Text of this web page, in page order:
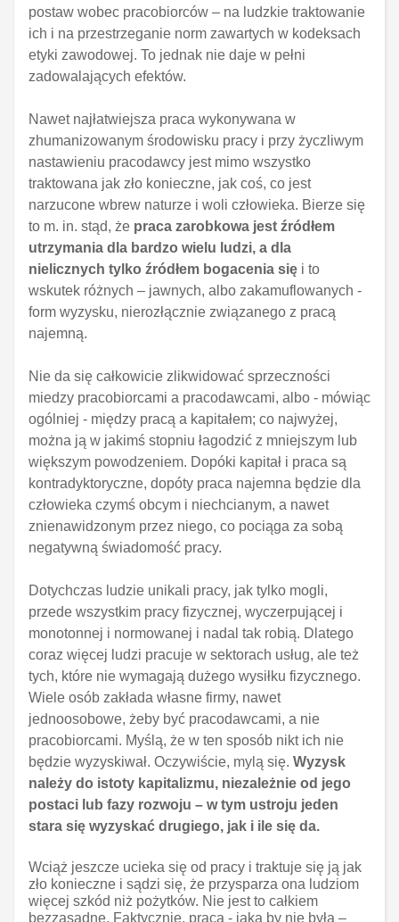
postaw wobec pracobiorców – na ludzkie traktowanie
ich i na przestrzeganie norm zawartych w kodeksach
etyki zawodowej. To jednak nie daje w pełni
zadowalających efektów.
Nawet najłatwiejsza praca wykonywana w
zhumanizowanym środowisku pracy i przy życzliwym
nastawieniu pracodawcy jest mimo wszystko
traktowana jak zło konieczne, jak coś, co jest
narzucone wbrew naturze i woli człowieka. Bierze się
to m. in. stąd, że praca zarobkowa jest źródłem
utrzymania dla bardzo wielu ludzi, a dla
nielicznych tylko źródłem bogacenia się i to
wskutek różnych – jawnych, albo zakamuflowanych -
form wyzysku, nierozłącznie związanego z pracą
najemną.
Nie da się całkowicie zlikwidować sprzeczności
miedzy pracobiorcami a pracodawcami, albo - mówiąc
ogólniej - między pracą a kapitałem; co najwyżej,
można ją w jakimś stopniu łagodzić z mniejszym lub
większym powodzeniem. Dopóki kapitał i praca są
kontradyktoryczne, dopóty praca najemna będzie dla
człowieka czymś obcym i niechcianym, a nawet
znienawidzonym przez niego, co pociąga za sobą
negatywną świadomość pracy.
Dotychczas ludzie unikali pracy, jak tylko mogli,
przede wszystkim pracy fizycznej, wyczerpującej i
monotonnej i normowanej i nadal tak robią. Dlatego
coraz więcej ludzi pracuje w sektorach usług, ale też
tych, które nie wymagają dużego wysiłku fizycznego.
Wiele osób zakłada własne firmy, nawet
jednoosobowe, żeby być pracodawcami, a nie
pracobiorcami. Myślą, że w ten sposób nikt ich nie
będzie wyzyskiwał. Oczywiście, mylą się. Wyzysk
należy do istoty kapitalizmu, niezależnie od jego
postaci lub fazy rozwoju – w tym ustroju jeden
stara się wyzyskać drugiego, jak i ile się da.
Wciąż jeszcze ucieka się od pracy i traktuje się ją jak
zło konieczne i sądzi się, że przysparza ona ludziom
więcej szkód niż pożytków. Nie jest to całkiem
bezzasadne. Faktycznie, praca - jaka by nie była –